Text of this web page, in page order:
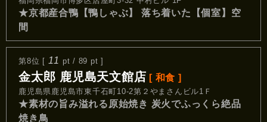
★京都産合鴨【鴨しゃぶ】 落ち着いた【個室】空
間
第8位 [ 11 pt / 89 pt ]
金太郎 鹿児島天文館店 [ 和食 ]
鹿児島県鹿児島市東千石町10-2第２やまさんビル1Ｆ
★素材の旨み溢れる原始焼き 炭火でふっくら絶品
焼き鳥